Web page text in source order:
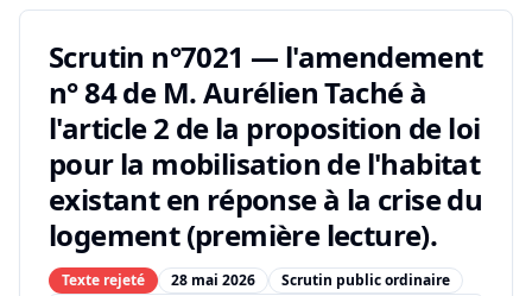
Scrutin n°7021 — l'amendement
n° 84 de M. Aurélien Taché à
l'article 2 de la proposition de loi
pour la mobilisation de l'habitat
existant en réponse à la crise du
logement (première lecture).
Texte rejeté 28 mai 2026 Scrutin public ordinaire